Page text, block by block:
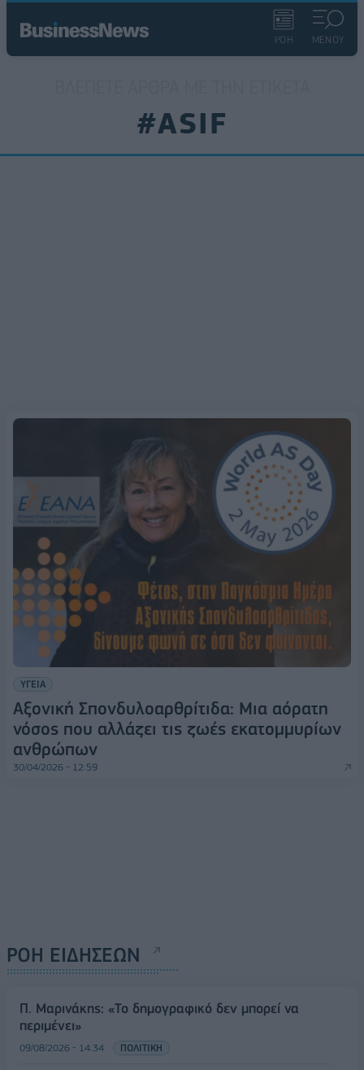
ΡΟΗ ΜΕΝΟΥ
#ASIF
ΥΓΕΙΑ
Αξονική Σπονδυλοαρθρίτιδα: Μια αόρατη
νόσος που αλλάζει τις ζωές εκατομμυρίων
ανθρώπων
30/04/2026 - 12:59
ΡΟΗ ΕΙΔΗΣΕΩΝ
Π. Μαρινάκης: «Το δημογραφικό δεν μπορεί να
περιμένει»
09/08/2026 - 14:34 ΠΟΛΙΤΙΚΗ